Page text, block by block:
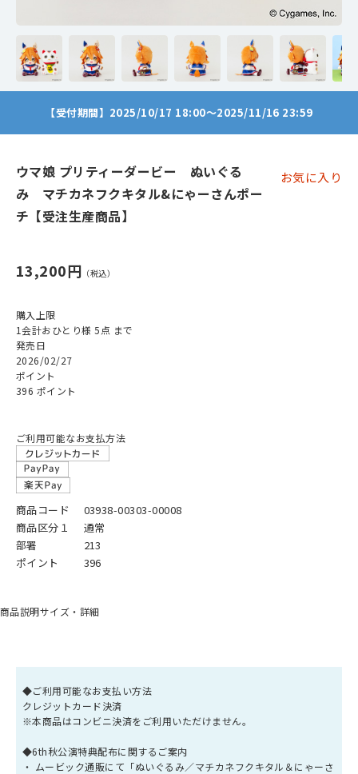
【受付期間】2025/10/17 18:00～2025/11/16 23:59
ウマ娘 プリティーダービー ぬいぐる
み マチカネフクキタル&にゃーさんポー
チ【受注生産商品】
お気に入り
13,200円
購入上限
1会計おひとり様 5点 まで
発売日
2026/02/27
ポイント
396 ポイント
ご利用可能なお支払方法
商品コード
03938-00303-00008
商品区分１
通常
部署
213
ポイント
396
商品説明サイズ・詳細
◆ご利用可能なお支払い方法
クレジットカード決済
※本商品はコンビニ決済をご利用いただけません。
◆6th秋公演特典配布に関するご案内
・ ムービック通販にて「ぬいぐるみ／マチカネフクキタル＆にゃーさ